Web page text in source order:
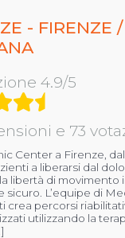
- FIRENZE /
4.9/5
e 73
Center a Firenze,
a liberarsi dal
libertà di movimento
sicuro. L’equipe di
crea percorsi
utilizzando la